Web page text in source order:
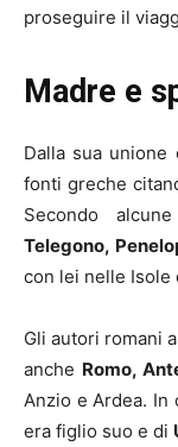
proseguire il
Madre e
Dalla sua unione
fonti greche
Secondo
Telegono,
con lei nelle Isole
Gli autori romani
anche Romo,
Anzio e Ardea.
era figlio suo e di